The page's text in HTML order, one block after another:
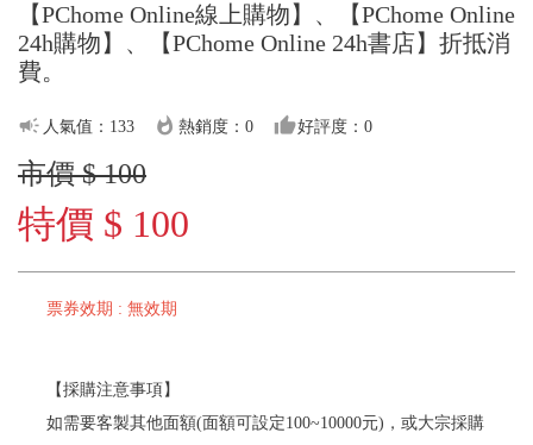
【PChome Online線上購物】、【PChome Online
24h購物】、【PChome Online 24h書店】折抵消
費。
campaign 人氣值：133 whatshot 熱銷度：0 thumb_up好評度：0
市價 $ 100
特價 $ 100
票券效期 : 無效期
【採購注意事項】
如需要客製其他面額(面額可設定100~10000元)，或大宗採購